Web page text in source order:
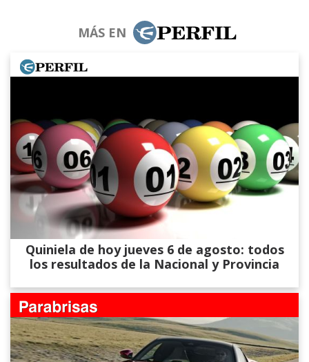
MÁS EN
Quiniela de hoy jueves 6 de agosto: todos
los resultados de la Nacional y Provincia